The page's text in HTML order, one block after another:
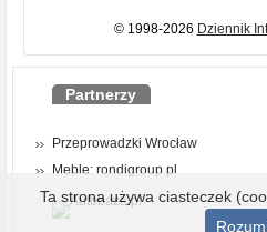
© 1998-2026 Dziennik
Partnerzy
Przeprowadzki Wrocław
Meble: rondigroup.pl
Ta strona używa ciasteczek